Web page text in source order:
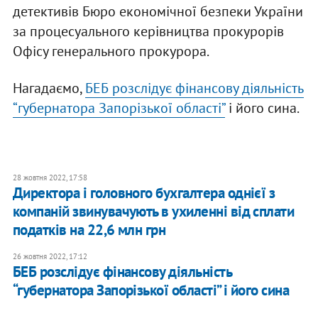
детективів Бюро економічної безпеки України
за процесуального керівництва прокурорів
Офісу генерального прокурора.
Нагадаємо,БЕБ розслідує фінансову діяльність
“губернатора Запорізької області”і його сина.
28 жовтня 2022, 17:58
Директора і головного бухгалтера однієї з
компаній звинувачують в ухиленні від сплати
податків на 22,6 млн грн
26 жовтня 2022, 17:12
БЕБ розслідує фінансову діяльність
“губернатора Запорізької області” і його сина